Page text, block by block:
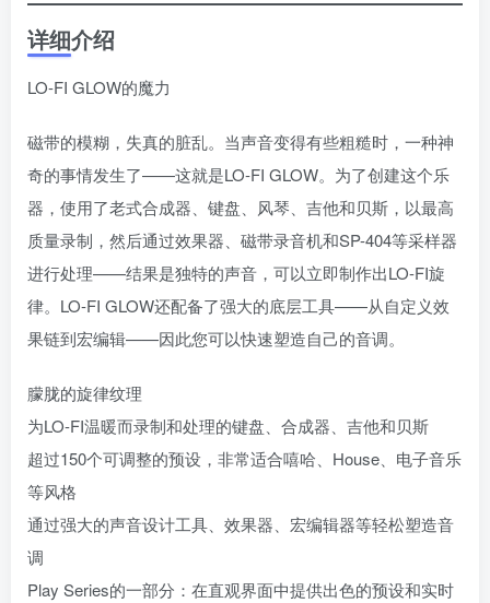
详细介绍
LO-FI GLOW的魔力
磁带的模糊，失真的脏乱。当声音变得有些粗糙时，一种神
奇的事情发生了——这就是LO-FI GLOW。为了创建这个乐
器，使用了老式合成器、键盘、风琴、吉他和贝斯，以最高
质量录制，然后通过效果器、磁带录音机和SP-404等采样器
进行处理——结果是独特的声音，可以立即制作出LO-FI旋
律。LO-FI GLOW还配备了强大的底层工具——从自定义效
果链到宏编辑——因此您可以快速塑造自己的音调。
朦胧的旋律纹理
为LO-FI温暖而录制和处理的键盘、合成器、吉他和贝斯
超过150个可调整的预设，非常适合嘻哈、House、电子音乐
等风格
通过强大的声音设计工具、效果器、宏编辑器等轻松塑造音
调
Play Series的一部分：在直观界面中提供出色的预设和实时